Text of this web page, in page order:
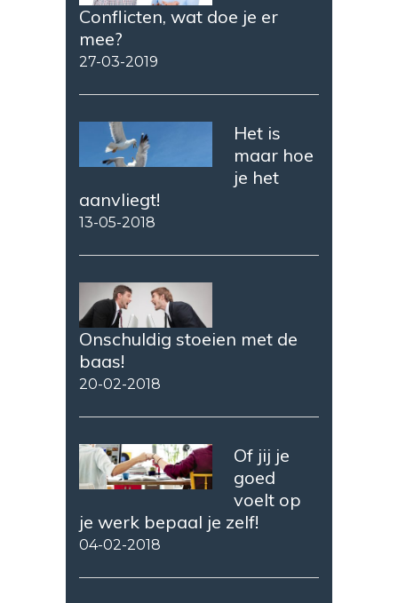
Conflicten, wat doe je er
mee?
27-03-2019
Het is
maar hoe
je het
aanvliegt!
13-05-2018
Onschuldig stoeien met de
baas!
20-02-2018
Of jij je
goed
voelt op
je werk bepaal je zelf!
04-02-2018